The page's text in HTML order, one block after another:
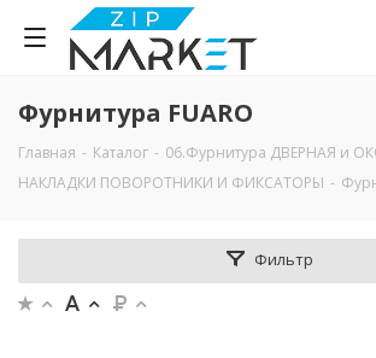
Фурнитура FUARO
Главная - Каталог - 06.Фурнитура ДВЕРНАЯ и
НАКЛАДКИ ПОВОРОТНИКИ И ФИКСАТОРЫ -
Фильтр